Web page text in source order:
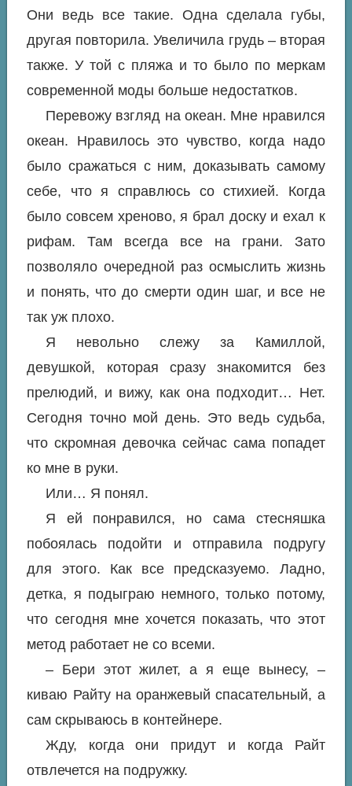
Они ведь все такие. Одна сделала губы,
другая повторила. Увеличила грудь – вторая
также. У той с пляжа и то было по меркам
современной моды больше недостатков.
Перевожу взгляд на океан. Мне нравился
океан. Нравилось это чувство, когда надо
было сражаться с ним, доказывать самому
себе, что я справлюсь со стихией. Когда
было совсем хреново, я брал доску и ехал к
рифам. Там всегда все на грани. Зато
позволяло очередной раз осмыслить жизнь
и понять, что до смерти один шаг, и все не
так уж плохо.
Я невольно слежу за Камиллой,
девушкой, которая сразу знакомится без
прелюдий, и вижу, как она подходит… Нет.
Сегодня точно мой день. Это ведь судьба,
что скромная девочка сейчас сама попадет
ко мне в руки.
Или… Я понял.
Я ей понравился, но сама стесняшка
побоялась подойти и отправила подругу
для этого. Как все предсказуемо. Ладно,
детка, я подыграю немного, только потому,
что сегодня мне хочется показать, что этот
метод работает не со всеми.
– Бери этот жилет, а я еще вынесу, –
киваю Райту на оранжевый спасательный, а
сам скрываюсь в контейнере.
Жду, когда они придут и когда Райт
отвлечется на подружку.